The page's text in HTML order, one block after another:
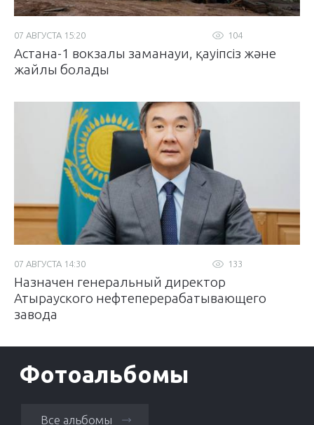
104
07 АВГУСТА 15:20
Астана-1 вокзалы заманауи, қауіпсіз және
жайлы болады
133
07 АВГУСТА 14:30
Назначен генеральный директор
Атырауского нефтеперерабатывающего
завода
Фотоальбомы
Все альбомы